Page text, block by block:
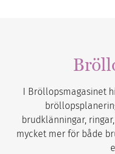
I Bröllopsmagasinet
brudklänningar,
mycket mer för både